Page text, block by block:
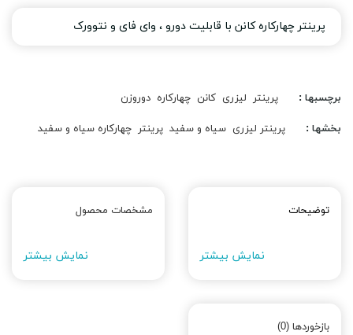
پرینتر چهارکاره کانن با قابلیت دورو ، وای فای و نتوورک
برچسبها : پرینتر لیزری کانن چهارکاره دوروزن
بخشها : پرینتر لیزری سیاه و سفید پرینتر چهارکاره سیاه و سفید
توضیحات
نمایش بیشتر
مشخصات محصول
نمایش بیشتر
بازخوردها (0)